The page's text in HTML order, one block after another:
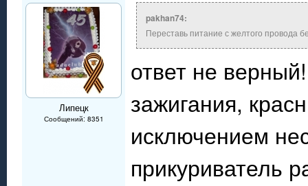
Липецк
Сообщений: 8351
pakhan74:
Переставь питание с желтого провода
ответ не
зажигания,
исключением
прикуриватель